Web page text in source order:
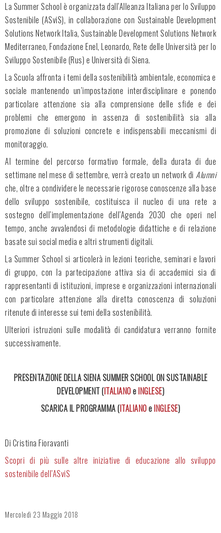
La Summer School è organizzata dall’Alleanza Italiana per lo Sviluppo
Sostenibile (ASviS), in collaborazione con Sustainable Development
Solutions Network Italia, Sustainable Development Solutions Network
Mediterraneo, Fondazione Enel, Leonardo, Rete delle Università per lo
Sviluppo Sostenibile (Rus) e Università di Siena.
La Scuola affronta i temi della sostenibilità ambientale, economica e
sociale mantenendo un’impostazione interdisciplinare e ponendo
particolare attenzione sia alla comprensione delle sfide e dei
problemi che emergono in assenza di sostenibilità sia alla
promozione di soluzioni concrete e indispensabili meccanismi di
monitoraggio.
Al termine del percorso formativo formale, della durata di due
settimane nel mese di settembre, verrà creato un network di Alumni
che, oltre a condividere le necessarie rigorose conoscenze alla base
dello sviluppo sostenibile, costituisca il nucleo di una rete a
sostegno dell’implementazione dell’Agenda 2030 che operi nel
tempo, anche avvalendosi di metodologie didattiche e di relazione
basate sui social media e altri strumenti digitali.
La Summer School si articolerà in lezioni teoriche, seminari e lavori
di gruppo, con la partecipazione attiva sia di accademici sia di
rappresentanti di istituzioni, imprese e organizzazioni internazionali
con particolare attenzione alla diretta conoscenza di soluzioni
ritenute di interesse sui temi della sostenibilità.
Ulteriori istruzioni sulle modalità di candidatura verranno fornite
successivamente.
PRESENTAZIONE DELLA SIENA SUMMER SCHOOL ON SUSTAINABLE
DEVELOPMENT (ITALIANOeINGLESE)
SCARICA IL PROGRAMMA (ITALIANOeINGLESE)
Di Cristina Fioravanti
Scopri di più sulle altre iniziative di educazione allo sviluppo
sostenibile dell’ASviS
Mercoledì 23 Maggio 2018